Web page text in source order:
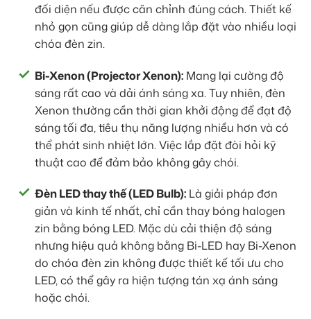
đối diện nếu được căn chỉnh đúng cách. Thiết kế
nhỏ gọn cũng giúp dễ dàng lắp đặt vào nhiều loại
chóa đèn zin.
Bi-Xenon (Projector Xenon): Mang lại cường độ
sáng rất cao và dải ánh sáng xa. Tuy nhiên, đèn
Xenon thường cần thời gian khởi động để đạt độ
sáng tối đa, tiêu thụ năng lượng nhiều hơn và có
thể phát sinh nhiệt lớn. Việc lắp đặt đòi hỏi kỹ
thuật cao để đảm bảo không gây chói.
Đèn LED thay thế (LED Bulb): Là giải pháp đơn
giản và kinh tế nhất, chỉ cần thay bóng halogen
zin bằng bóng LED. Mặc dù cải thiện độ sáng
nhưng hiệu quả không bằng Bi-LED hay Bi-Xenon
do chóa đèn zin không được thiết kế tối ưu cho
LED, có thể gây ra hiện tượng tán xạ ánh sáng
hoặc chói.